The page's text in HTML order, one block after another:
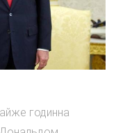
годинна